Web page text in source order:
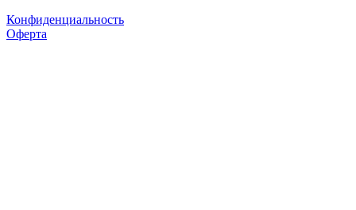
Конфиденциальность
Оферта